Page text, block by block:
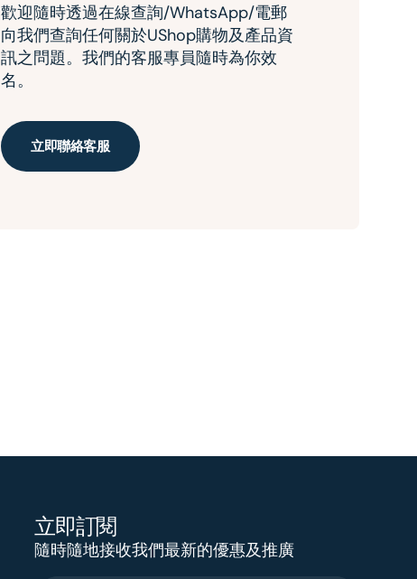
歡迎隨時透過在線查詢/WhatsApp/電郵
向我們查詢任何關於UShop購物及產品資
訊之問題。我們的客服專員隨時為你效
名。
立即聯絡客服
立即訂閱
隨時隨地接收我們最新的優惠及推廣